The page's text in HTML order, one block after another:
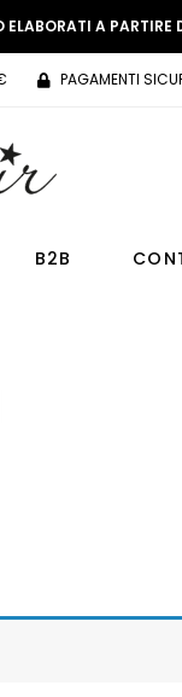
A PARTIRE
PAGAMENTI
B2B